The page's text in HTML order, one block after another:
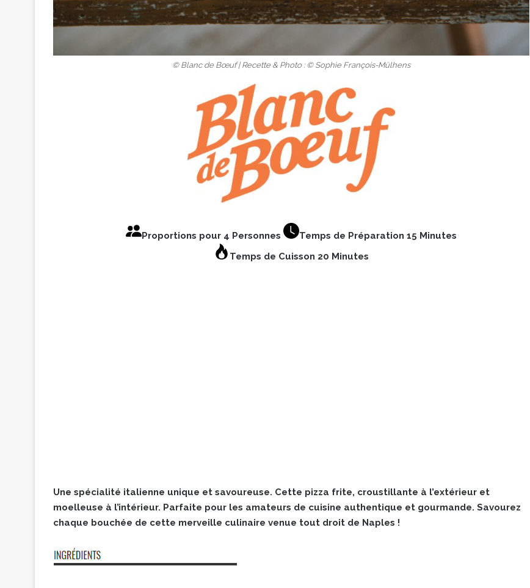
© Blanc de Bœuf | Recette & Photo : © Sophie François-Mülhens
Proportions pour 4 Personnes
Temps de Préparation 15 Minutes
Temps de Cuisson 20 Minutes
Une spécialité italienne unique et savoureuse. Cette pizza frite, croustillante à l’extérieur et
moelleuse à l’intérieur. Parfaite pour les amateurs de cuisine authentique et gourmande. Savourez
chaque bouchée de cette merveille culinaire venue tout droit de Naples !